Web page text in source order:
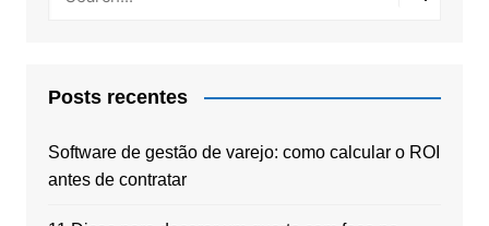
Posts recentes
Software de gestão de varejo: como calcular o ROI
antes de contratar